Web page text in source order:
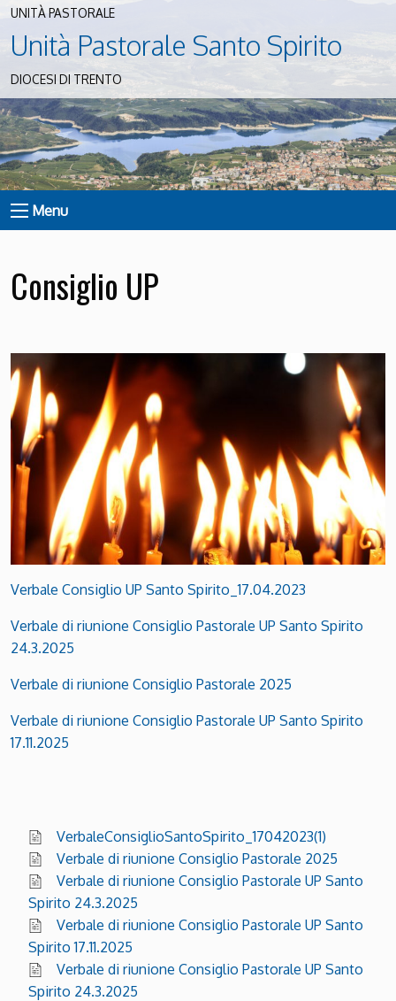
UNITÀ PASTORALE
Unità Pastorale Santo Spirito
DIOCESI DI TRENTO
Menu
Consiglio UP
Verbale Consiglio UP Santo Spirito_17.04.2023
Verbale di riunione Consiglio Pastorale UP Santo Spirito
24.3.2025
Verbale di riunione Consiglio Pastorale 2025
Verbale di riunione Consiglio Pastorale UP Santo Spirito
17.11.2025
VerbaleConsiglioSantoSpirito_17042023(1)
Verbale di riunione Consiglio Pastorale 2025
Verbale di riunione Consiglio Pastorale UP Santo
Spirito 24.3.2025
Verbale di riunione Consiglio Pastorale UP Santo
Spirito 17.11.2025
Verbale di riunione Consiglio Pastorale UP Santo
Spirito 24.3.2025